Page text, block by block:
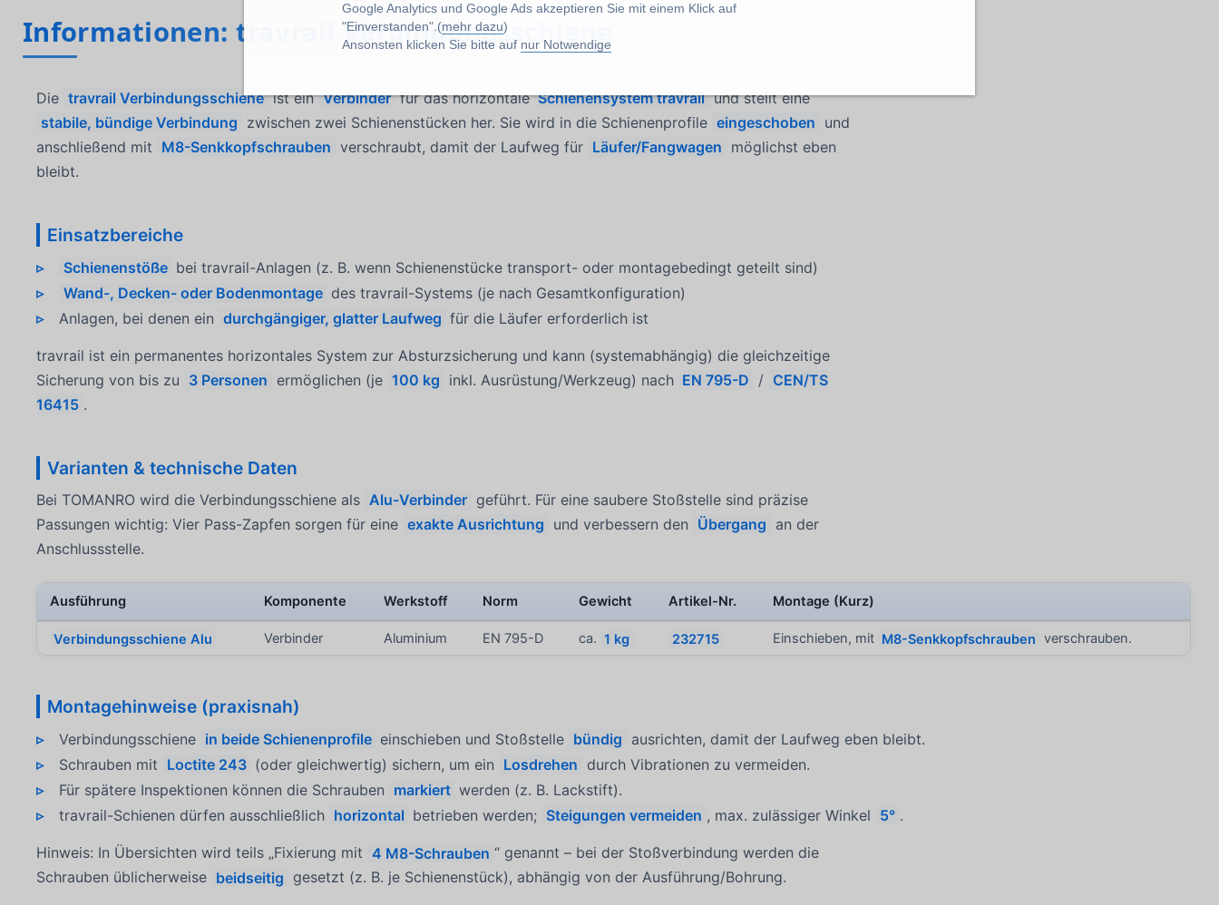
Google Analytics und Google Ads akzeptieren Sie mit einem Klick auf
"Einverstanden".(mehr dazu)
Ansonsten klicken Sie bitte auf nur Notwendige
Informationen: travrail Verbindungsschiene
Die travrail Verbindungsschiene ist ein Verbinder für das horizontale Schienensystem travrail und stellt eine
stabile, bündige Verbindung zwischen zwei Schienenstücken her. Sie wird in die Schienenprofile eingeschoben und
anschließend mit M8-Senkkopfschrauben verschraubt, damit der Laufweg für Läufer/Fangwagen möglichst eben
bleibt.
Einsatzbereiche
Schienenstöße bei travrail-Anlagen (z. B. wenn Schienenstücke transport- oder montagebedingt geteilt sind)
Wand-, Decken- oder Bodenmontage des travrail-Systems (je nach Gesamtkonfiguration)
Anlagen, bei denen ein durchgängiger, glatter Laufweg für die Läufer erforderlich ist
travrail ist ein permanentes horizontales System zur Absturzsicherung und kann (systemabhängig) die gleichzeitige
Sicherung von bis zu 3 Personen ermöglichen (je 100 kg inkl. Ausrüstung/Werkzeug) nach EN 795-D / CEN/TS
16415 .
Varianten & technische Daten
Bei TOMANRO wird die Verbindungsschiene als Alu-Verbinder geführt. Für eine saubere Stoßstelle sind präzise
Passungen wichtig: Vier Pass-Zapfen sorgen für eine exakte Ausrichtung und verbessern den Übergang an der
Anschlussstelle.
Ausführung Komponente Werkstoff Norm Gewicht Artikel-Nr. Montage (Kurz)
Verbindungsschiene Alu Verbinder Aluminium EN 795-D ca. 1 kg 232715 Einschieben, mit M8-Senkkopfschrauben verschrauben.
Montagehinweise (praxisnah)
Verbindungsschiene in beide Schienenprofile einschieben und Stoßstelle bündig ausrichten, damit der Laufweg eben bleibt.
Schrauben mit Loctite 243 (oder gleichwertig) sichern, um ein Losdrehen durch Vibrationen zu vermeiden.
Für spätere Inspektionen können die Schrauben markiert werden (z. B. Lackstift).
travrail-Schienen dürfen ausschließlich horizontal betrieben werden; Steigungen vermeiden , max. zulässiger Winkel 5° .
Hinweis: In Übersichten wird teils „Fixierung mit 4 M8-Schrauben “ genannt – bei der Stoßverbindung werden die
Schrauben üblicherweise beidseitig gesetzt (z. B. je Schienenstück), abhängig von der Ausführung/Bohrung.